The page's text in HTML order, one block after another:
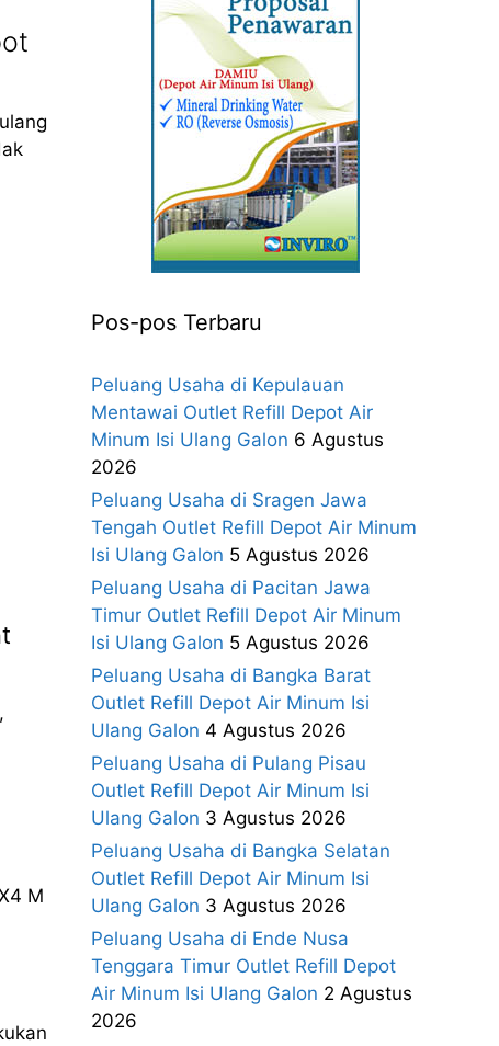
M
Pos-pos Terbaru
Peluang Usaha di Kepulauan
Mentawai Outlet Refill Depot Air
Minum Isi Ulang Galon 6 Agustus
2026
Peluang Usaha di Sragen Jawa
Tengah Outlet Refill Depot Air Minum
Isi Ulang Galon 5 Agustus 2026
Peluang Usaha di Pacitan Jawa
Timur Outlet Refill Depot Air Minum
Isi Ulang Galon 5 Agustus 2026
Peluang Usaha di Bangka Barat
Outlet Refill Depot Air Minum Isi
Ulang Galon 4 Agustus 2026
Peluang Usaha di Pulang Pisau
Outlet Refill Depot Air Minum Isi
Ulang Galon 3 Agustus 2026
Peluang Usaha di Bangka Selatan
Outlet Refill Depot Air Minum Isi
Ulang Galon 3 Agustus 2026
Peluang Usaha di Ende Nusa
Tenggara Timur Outlet Refill Depot
Air Minum Isi Ulang Galon 2 Agustus
2026